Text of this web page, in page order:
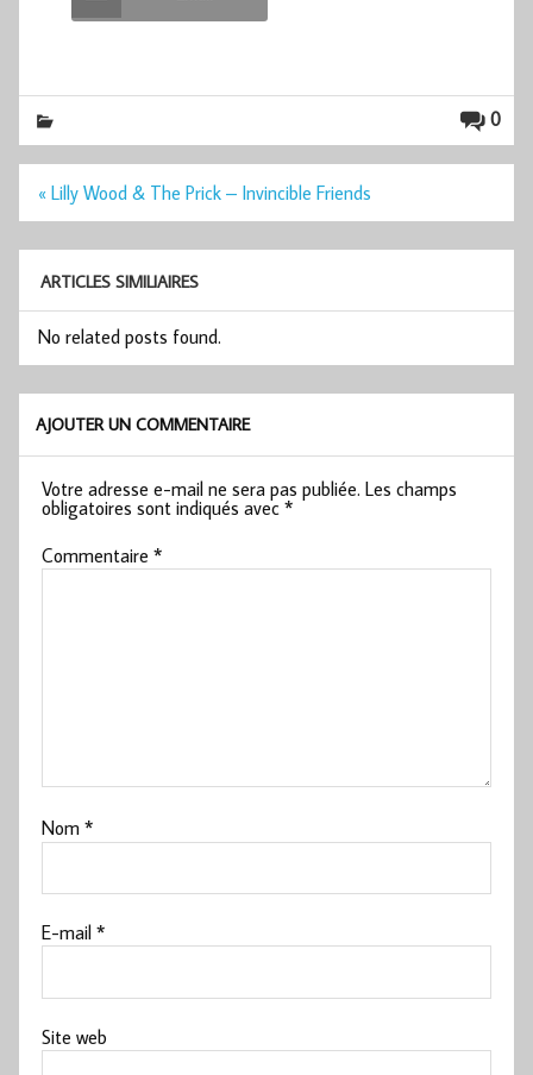
0
Navigation
« Lilly Wood & The Prick – Invincible Friends
ARTICLES SIMILIAIRES
No related posts found.
AJOUTER UN COMMENTAIRE
Votre adresse e-mail ne sera pas publiée. Les champs
obligatoires sont indiqués avec*
Commentaire*
Nom*
E-mail*
Site web